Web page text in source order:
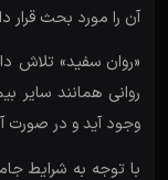
آن را مورد بحث قرار
«روان سفید» تلاش
روانی همانند سایر
وجود آید و در صورت
با توجه به شرایط